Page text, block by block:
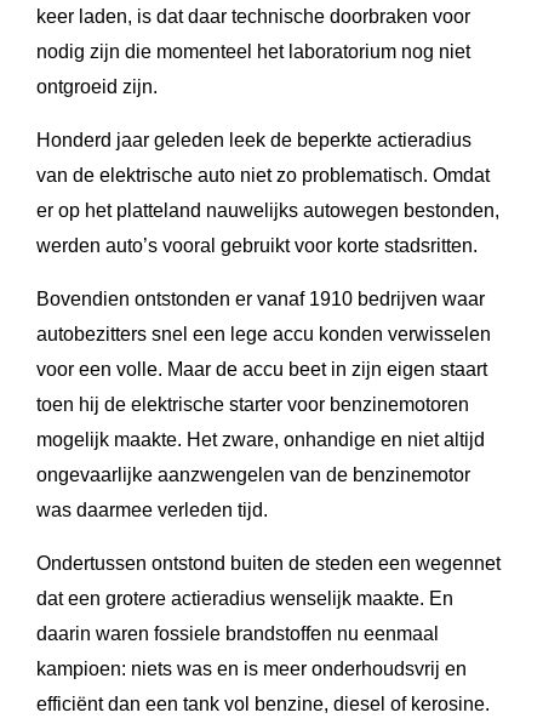
keer laden, is dat daar technische doorbraken voor
nodig zijn die momenteel het laboratorium nog niet
ontgroeid zijn.
Honderd jaar geleden leek de beperkte actieradius
van de elektrische auto niet zo problematisch. Omdat
er op het platteland nauwelijks autowegen bestonden,
werden auto’s vooral gebruikt voor korte stadsritten.
Bovendien ontstonden er vanaf 1910 bedrijven waar
autobezitters snel een lege accu konden verwisselen
voor een volle. Maar de accu beet in zijn eigen staart
toen hij de elektrische starter voor benzinemotoren
mogelijk maakte. Het zware, onhandige en niet altijd
ongevaarlijke aanzwengelen van de benzinemotor
was daarmee verleden tijd.
Ondertussen ontstond buiten de steden een wegennet
dat een grotere actieradius wenselijk maakte. En
daarin waren fossiele brandstoffen nu eenmaal
kampioen: niets was en is meer onderhoudsvrij en
efficiënt dan een tank vol benzine, diesel of kerosine.